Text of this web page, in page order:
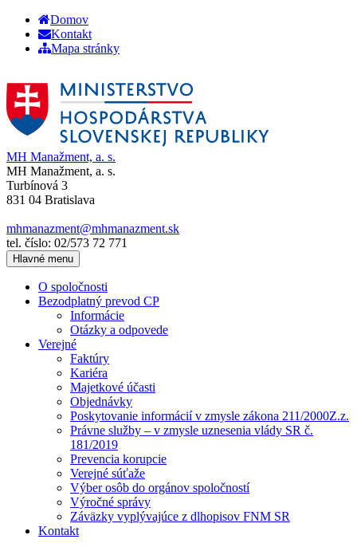
Domov
Kontakt
Mapa stránky
MH Manažment, a. s.
MH Manažment, a. s.
Turbínová 3
831 04 Bratislava
mhmanazment@mhmanazment.sk
tel. číslo: 02/573 72 771
Hlavné menu
O spoločnosti
Bezodplatný prevod CP
Informácie
Otázky a odpovede
Verejné
Faktúry
Kariéra
Majetkové účasti
Objednávky
Poskytovanie informácií v zmysle zákona 211/2000Z.z.
Právne služby – v zmysle uznesenia vlády SR č.
181/2019
Prevencia korupcie
Verejné súťaže
Výber osôb do orgánov spoločností
Výročné správy
Záväzky vyplývajúce z dlhopisov FNM SR
Kontakt